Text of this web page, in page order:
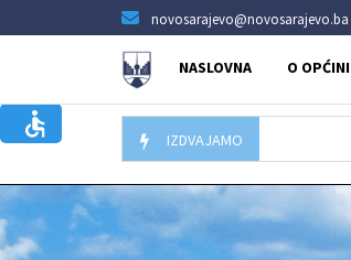
novosarajevo@novosarajevo.ba
NASLOVNA O OPĆINI
IZDVAJAMO